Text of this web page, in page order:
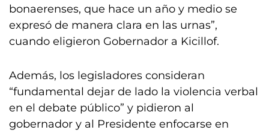
bonaerenses, que hace un año y medio se
expresó de manera clara en las urnas”,
cuando eligieron Gobernador a Kicillof.
Además, los legisladores consideran
“fundamental dejar de lado la violencia verbal
en el debate público” y pidieron al
gobernador y al Presidente enfocarse en